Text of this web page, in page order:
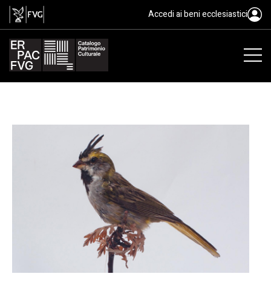
La storica collezioneAccedi ai beni ecclesiastici